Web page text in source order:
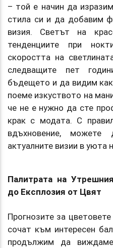
– той е начин да
стила си и да добавим
визия. Светът на
тенденциите при
скоростта на
следващите пет
бъдещето и да видим
поеме изкуството на
че не е нужно да сте
крак с модата. С
вдъхновение, можете
актуалните визии в уюта
Палитрата на
до Експлозия от Цвят
Прогнозите за
сочат към интересен
продължим да